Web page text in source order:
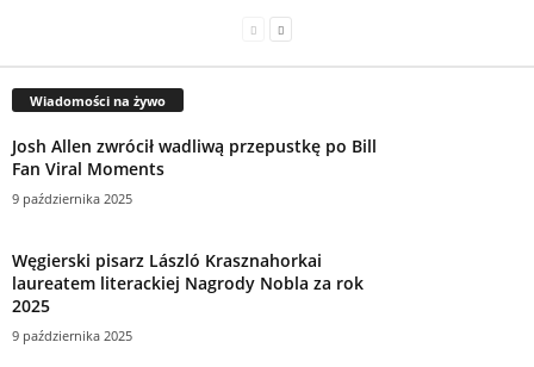
Wiadomości na żywo
Josh Allen zwrócił wadliwą przepustkę po Bill
Fan Viral Moments
9 października 2025
Węgierski pisarz László Krasznahorkai
laureatem literackiej Nagrody Nobla za rok
2025
9 października 2025